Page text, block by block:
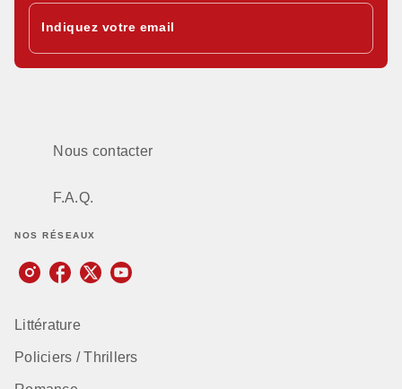
Indiquez votre email
Nous contacter
F.A.Q.
NOS RÉSEAUX
Littérature
Policiers / Thrillers